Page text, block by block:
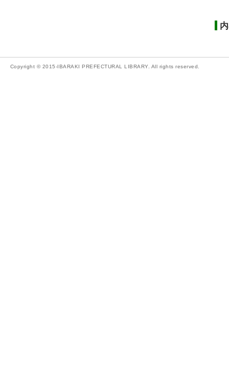
Copyright © 2015-IBARAKI PREFECTURAL LIBRARY. All rights reserved.